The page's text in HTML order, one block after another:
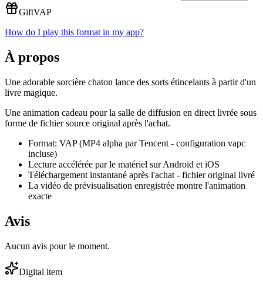
GiftVAP
How do I play this format in my app?
À propos
Une adorable sorcière chaton lance des sorts étincelants à partir d'un
livre magique.
Une animation cadeau pour la salle de diffusion en direct livrée sous
forme de fichier source original après l'achat.
Format: VAP (MP4 alpha par Tencent - configuration vapc
incluse)
Lecture accélérée par le matériel sur Android et iOS
Téléchargement instantané après l'achat - fichier original livré
La vidéo de prévisualisation enregistrée montre l'animation
exacte
Avis
Aucun avis pour le moment.
Digital item